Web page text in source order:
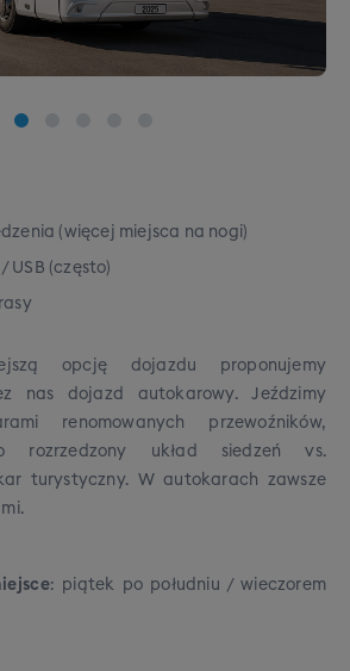
(więcej miejsca na nogi)
USB (często)
opcję dojazdu proponujemy
nas dojazd autokarowy. Jeździmy
renomowanych przewoźników,
rozrzedzony układ siedzeń vs.
turystyczny. W autokarach zawsze
: piątek po południu / wieczorem